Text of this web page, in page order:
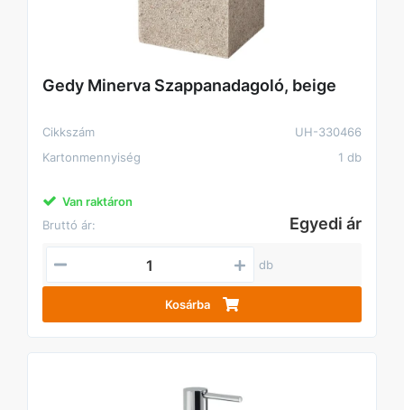
Gedy Minerva Szappanadagoló, beige
Cikkszám
UH-330466
Kartonmennyiség
1 db
Van raktáron
Bruttó ár:
Egyedi ár
db
Kosárba